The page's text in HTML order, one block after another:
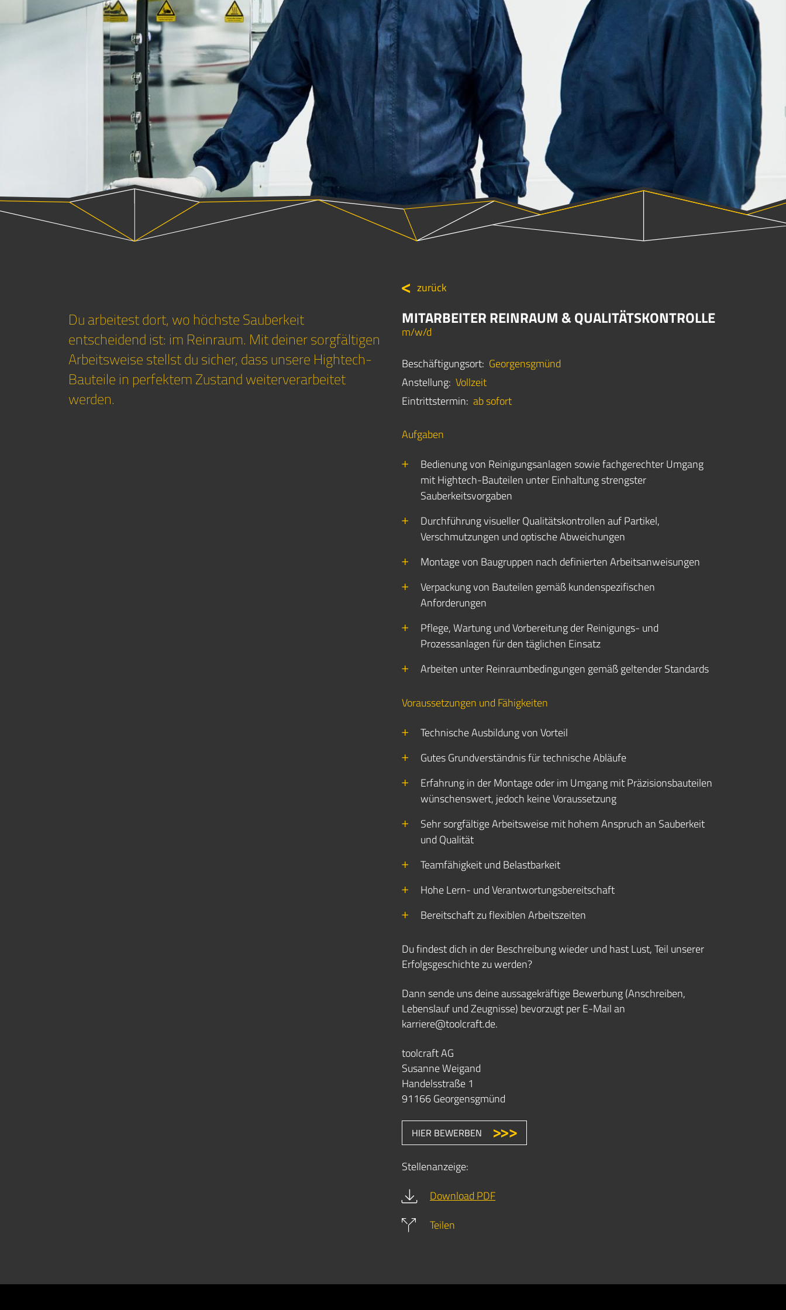
zurück
Du arbeitest dort, wo höchste Sauberkeit
entscheidend ist: im Reinraum. Mit deiner sorgfältigen
Arbeitsweise stellst du sicher, dass unsere Hightech-
Bauteile in perfektem Zustand weiterverarbeitet
werden.
MITARBEITER REINRAUM & QUALITÄTSKONTROLLE
m/w/d
Beschäftigungsort: Georgensgmünd
Anstellung: Vollzeit
Eintrittstermin: ab sofort
Aufgaben
Bedienung von Reinigungsanlagen sowie fachgerechter Umgang
mit Hightech-Bauteilen unter Einhaltung strengster
Sauberkeitsvorgaben
Durchführung visueller Qualitätskontrollen auf Partikel,
Verschmutzungen und optische Abweichungen
Montage von Baugruppen nach definierten Arbeitsanweisungen
Verpackung von Bauteilen gemäß kundenspezifischen
Anforderungen
Pflege, Wartung und Vorbereitung der Reinigungs- und
Prozessanlagen für den täglichen Einsatz
Arbeiten unter Reinraumbedingungen gemäß geltender Standards
Voraussetzungen und Fähigkeiten
Technische Ausbildung von Vorteil
Gutes Grundverständnis für technische Abläufe
Erfahrung in der Montage oder im Umgang mit Präzisionsbauteilen
wünschenswert, jedoch keine Voraussetzung
Sehr sorgfältige Arbeitsweise mit hohem Anspruch an Sauberkeit
und Qualität
Teamfähigkeit und Belastbarkeit
Hohe Lern- und Verantwortungsbereitschaft
Bereitschaft zu flexiblen Arbeitszeiten
Du findest dich in der Beschreibung wieder und hast Lust, Teil unserer
Erfolgsgeschichte zu werden?
Dann sende uns deine aussagekräftige Bewerbung (Anschreiben,
Lebenslauf und Zeugnisse) bevorzugt per E-Mail an
karriere@toolcraft.de.
toolcraft AG
Susanne Weigand
Handelsstraße 1
91166 Georgensgmünd
HIER BEWERBEN
Stellenanzeige:
Download PDF
Teilen